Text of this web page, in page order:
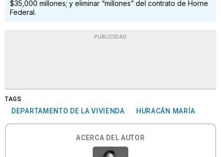
$35,000 millones; y eliminar “millones” del contrato de Horne
Federal.
PUBLICIDAD
TAGS
DEPARTAMENTO DE LA VIVIENDA HURACÁN MARÍA
ACERCA DEL AUTOR